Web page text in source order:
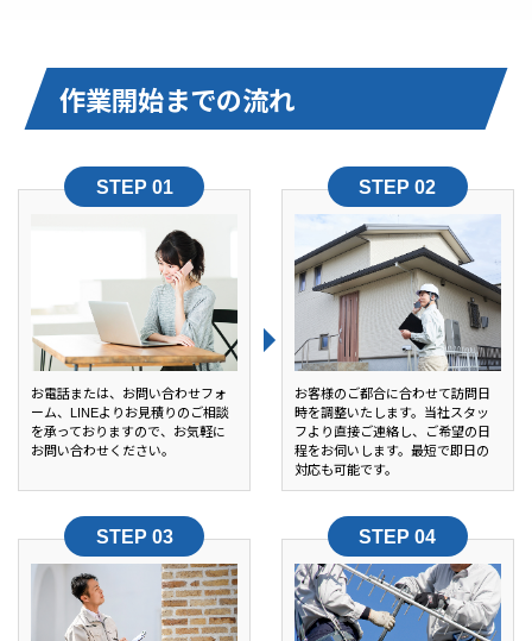
作業開始までの流れ
お電話または、お問い合わせフォ
ーム、LINEよりお見積りのご相談
を承っておりますので、お気軽に
お問い合わせください。
お客様のご都合に合わせて訪問日
時を調整いたします。当社スタッ
フより直接ご連絡し、ご希望の日
程をお伺いします。最短で即日の
対応も可能です。